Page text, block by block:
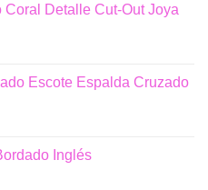
Coral Detalle Cut-Out Joya
Escote Espalda Cruzado
Inglés